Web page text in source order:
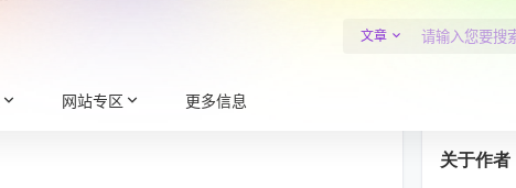
文章
网站专区 更多信息
关于作者